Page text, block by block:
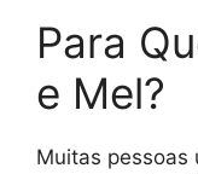
Para
e Mel?
Muitas pessoas